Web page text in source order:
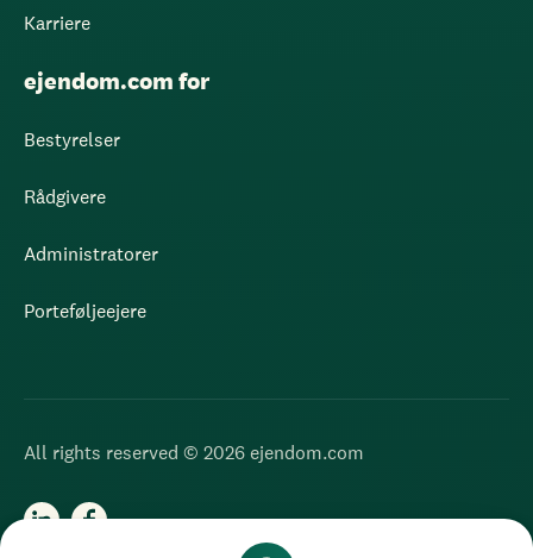
Karriere
ejendom.com for
Bestyrelser
Rådgivere
Administratorer
Porteføljeejere
All rights reserved © 2026 ejendom.com